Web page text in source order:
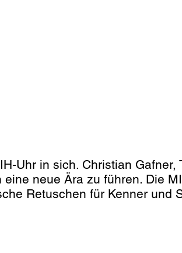
Uhr in sich. Christian Gafner,
neue Ära zu führen. Die
Retuschen für Kenner und